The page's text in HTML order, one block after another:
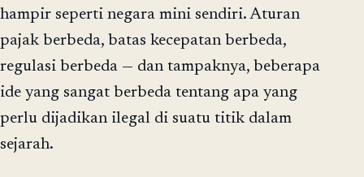
hampir seperti negara mini sendiri. Aturan
pajak berbeda, batas kecepatan berbeda,
regulasi berbeda — dan tampaknya, beberapa
ide yang sangat berbeda tentang apa yang
perlu dijadikan ilegal di suatu titik dalam
sejarah.